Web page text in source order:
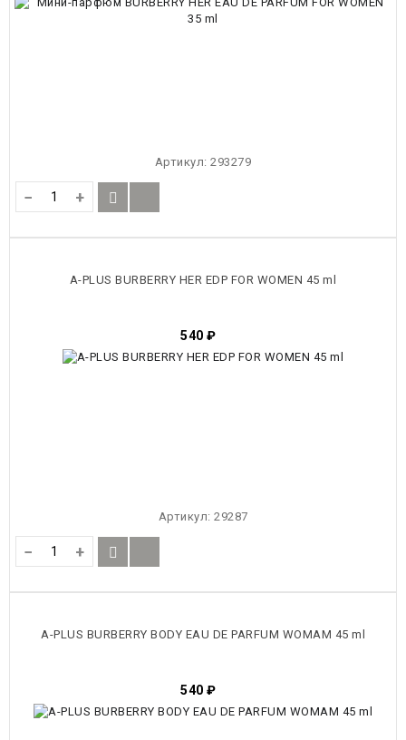
Артикул:293279
− +
A-PLUS BURBERRY HER EDP FOR WOMEN 45 ml
540 ₽
Артикул: 29287
− +
A-PLUS BURBERRY BODY EAU DE PARFUM WOMAM 45 ml
540 ₽